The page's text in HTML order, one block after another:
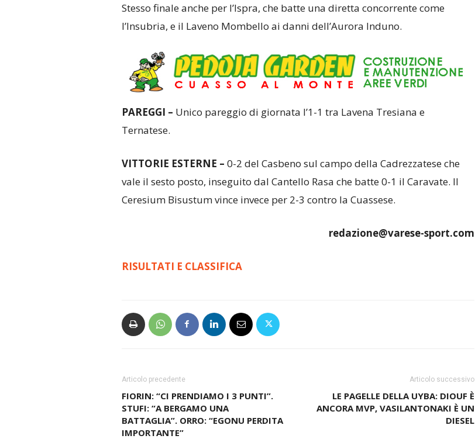
Stesso finale anche per l’Ispra, che batte una diretta concorrente come
l’Insubria, e il Laveno Mombello ai danni dell’Aurora Induno.
PAREGGI – Unico pareggio di giornata l’1-1 tra Lavena Tresiana e
Ternatese.
VITTORIE ESTERNE – 0-2 del Casbeno sul campo della Cadrezzatese che
vale il sesto posto, inseguito dal Cantello Rasa che batte 0-1 il Caravate. Il
Ceresium Bisustum vince invece per 2-3 contro la Cuassese.
redazione@varese-sport.com
RISULTATI E CLASSIFICA
Articolo precedente
FIORIN: “CI PRENDIAMO I 3 PUNTI”.
STUFI: “A BERGAMO UNA
BATTAGLIA”. ORRO: “EGONU PERDITA
IMPORTANTE”
Articolo successivo
LE PAGELLE DELLA UYBA: DIOUF È
ANCORA MVP, VASILANTONAKI È UN
DIESEL